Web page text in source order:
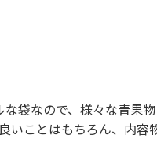
袋なので、様々な青果物
いことはもちろん、内容